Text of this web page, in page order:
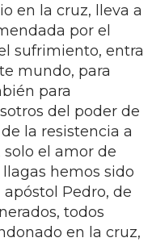
en la cruz, lleva a
por el
sufrimiento, entra
mundo, para
para
del poder de
la resistencia a
solo el amor de
hemos sido
apóstol Pedro, de
todos
en la cruz,